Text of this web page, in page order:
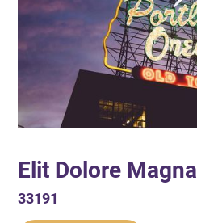
Elit Dolore Magna
33191